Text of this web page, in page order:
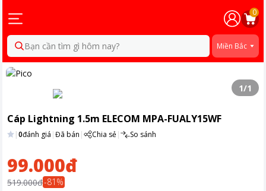
0
Bạn cần tìm gì hôm nay? Miền Bắc
1/1
Cáp Lightning 1.5m ELECOM MPA-FUALY15WF
|0đánh giá |Đã bán | Chia sẻ| So sánh
99.000đ
519.000đ-81 %